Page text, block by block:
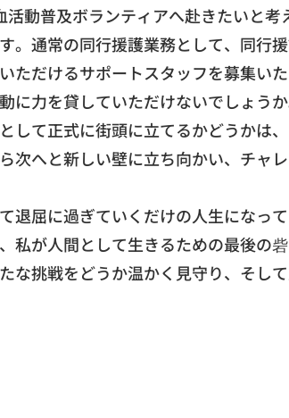
活動普及ボランティアへ赴きたいと考
。 通常の同行援護業務として、同行
ただけるサポートスタッフを募集い
に力を貸していただけないでしょうか
して正式に街頭に立てるかどうかは、
次へと新しい壁に立ち向かい、 チャ
退屈に過ぎていくだけの人生になって
私が人間として生きるための最後の
な挑戦をどうか温かく見守り、 そし